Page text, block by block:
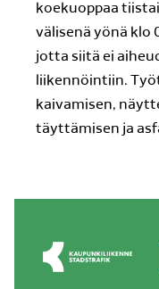
koekuoppaa
välisenä yönä klo
jotta siitä ei
liikennöintiin.
kaivamisen,
täyttämisen ja